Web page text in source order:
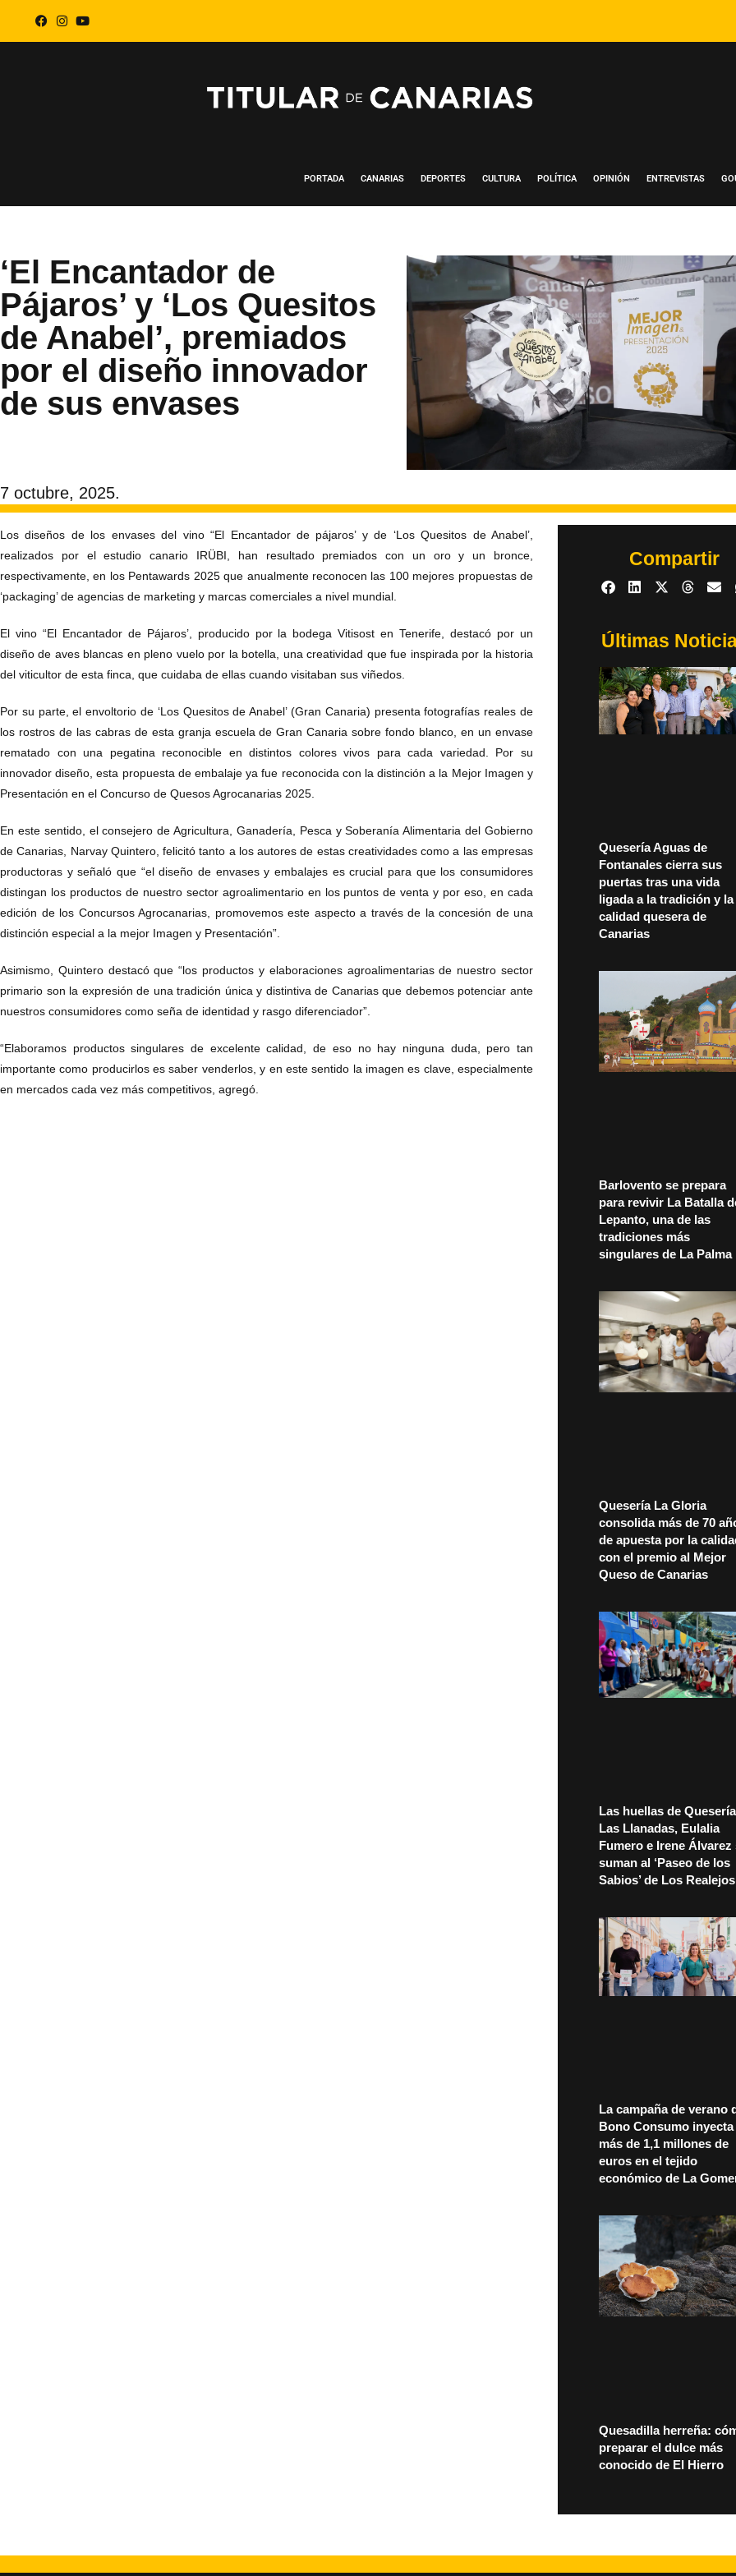
PORTADA CANARIAS DEPORTES CULTURA POLÍTICA OPINIÓN ENTREVISTAS
‘El Encantador de
Pájaros’ y ‘Los Quesitos
de Anabel’, premiados
por el diseño innovador
de sus envases
7 octubre, 2025.
Los diseños de los envases del vino “El Encantador de pájaros’ y de ‘Los Quesitos de Anabel’,
realizados por el estudio canario IRÜBI, han resultado premiados con un oro y un bronce,
respectivamente, en los Pentawards 2025 que anualmente reconocen las 100 mejores propuestas de
‘packaging’ de agencias de marketing y marcas comerciales a nivel mundial.
El vino “El Encantador de Pájaros’, producido por la bodega Vitisost en Tenerife, destacó por un
diseño de aves blancas en pleno vuelo por la botella, una creatividad que fue inspirada por la historia
del viticultor de esta finca, que cuidaba de ellas cuando visitaban sus viñedos.
Por su parte, el envoltorio de ‘Los Quesitos de Anabel’ (Gran Canaria) presenta fotografías reales de
los rostros de las cabras de esta granja escuela de Gran Canaria sobre fondo blanco, en un envase
rematado con una pegatina reconocible en distintos colores vivos para cada variedad. Por su
innovador diseño, esta propuesta de embalaje ya fue reconocida con la distinción a la Mejor Imagen y
Presentación en el Concurso de Quesos Agrocanarias 2025.
En este sentido, el consejero de Agricultura, Ganadería, Pesca y Soberanía Alimentaria del Gobierno
de Canarias, Narvay Quintero, felicitó tanto a los autores de estas creatividades como a las empresas
productoras y señaló que “el diseño de envases y embalajes es crucial para que los consumidores
distingan los productos de nuestro sector agroalimentario en los puntos de venta y por eso, en cada
edición de los Concursos Agrocanarias, promovemos este aspecto a través de la concesión de una
distinción especial a la mejor Imagen y Presentación”.
Asimismo, Quintero destacó que “los productos y elaboraciones agroalimentarias de nuestro sector
primario son la expresión de una tradición única y distintiva de Canarias que debemos potenciar ante
nuestros consumidores como seña de identidad y rasgo diferenciador”.
“Elaboramos productos singulares de excelente calidad, de eso no hay ninguna duda, pero tan
importante como producirlos es saber venderlos, y en este sentido la imagen es clave, especialmente
en mercados cada vez más competitivos, agregó.
Compartir
Últimas
Quesería Aguas de
Fontanales cierra sus
puertas tras una vida
ligada a la tradición y la
calidad quesera de
Canarias
Barlovento se prepara
para revivir La Batalla
Lepanto, una de las
tradiciones más
singulares de La Palma
Quesería La Gloria
consolida más de 70
de apuesta por la
con el premio al Mejor
Queso de Canarias
Las huellas de Quesería
Las Llanadas, Eulalia
Fumero e Irene Álvarez
suman al ‘Paseo de los
Sabios’ de Los Realejos
La campaña de verano
Bono Consumo inyecta
más de 1,1 millones de
euros en el tejido
económico de La
Quesadilla herreña:
preparar el dulce más
conocido de El Hierro